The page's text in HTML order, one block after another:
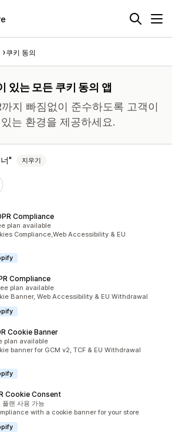
쿠키 동의
있는 모든 쿠키 동의 앱
지 빠짐없이 준수하도록 고객이
는 환경을 제공하세요.
지우기
Compliance
plan available
Compliance,Web Accessibility & EU
Compliance
plan available
Banner, Web Accessibility & EU Withdrawal
Cookie Banner
plan available
banner for GCM v2, TCF & EU Withdrawal
Cookie Consent
플랜 사용 가능
with a cookie banner for your store